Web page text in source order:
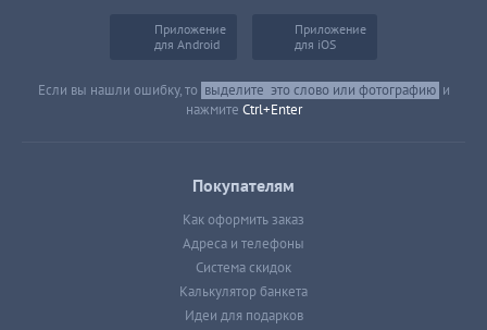
Приложение
для Android
Приложение
для iOS
Если вы нашли ошибку, то выделите это слово или фотографию и
нажмите Ctrl+Enter
Покупателям
Как оформить заказ
Адреса и телефоны
Система скидок
Калькулятор банкета
Идеи для подарков